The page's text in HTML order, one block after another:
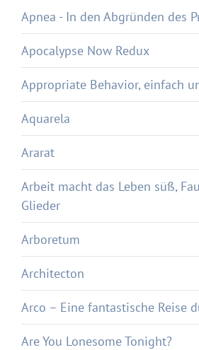
Apnea - In den Abgründen des
Apocalypse Now Redux
Appropriate Behavior, einfach
Aquarela
Ararat
Arbeit macht das Leben süß,
Glieder
Arboretum
Architecton
Arco – Eine fantastische Reise
Are You Lonesome Tonight?